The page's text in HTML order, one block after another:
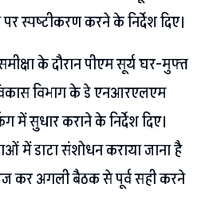
स्पष्टीकरण करने के निर्देश दिए।
के दौरान पीएम सूर्य घर-मुफ्त
विभाग के डे एनआरएलएम
सुधार कराने के निर्देश दिए।
में डाटा संशोधन कराया जाना है
कर अगली बैठक से पूर्व सही करने